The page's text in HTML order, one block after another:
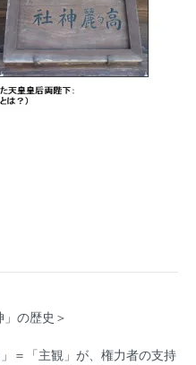
の歴史＞
＝「主観」が、権力者の支持